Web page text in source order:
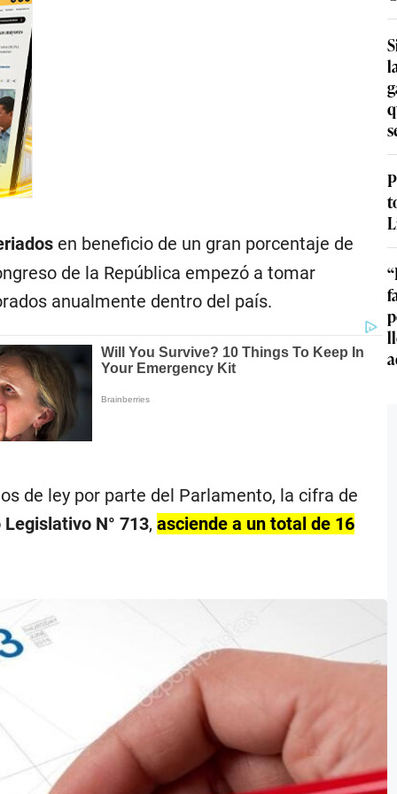
en beneficio de un gran porcentaje de
de la República empezó a tomar
anualmente dentro del país.
de ley por parte del Parlamento, la cifra de
Legislativo N° 713,asciende a un total de 16